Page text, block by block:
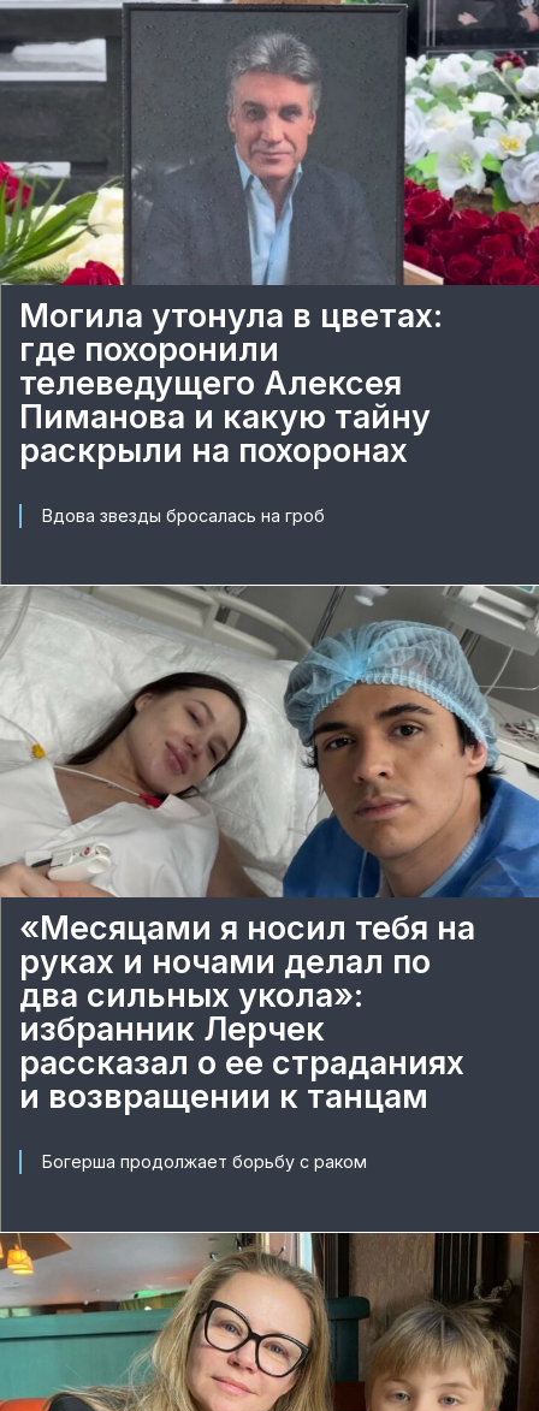
Могила утонула в цветах:
где похоронили
телеведущего Алексея
Пиманова и какую тайну
раскрыли на похоронах
Вдова звезды бросалась на гроб
«Месяцами я носил тебя на
руках и ночами делал по
два сильных укола»:
избранник Лерчек
рассказал о ее страданиях
и возвращении к танцам
Богерша продолжает борьбу с раком